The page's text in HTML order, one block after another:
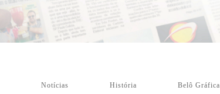
Notícias História Belô Gráfica